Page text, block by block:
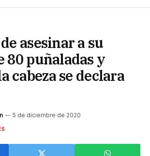
asesinar a su
80 puñaladas y
cabeza se declara
5 de diciembre de 2020